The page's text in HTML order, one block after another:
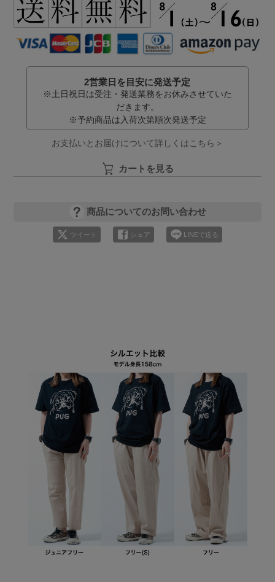
2営業日を目安に発送予定
※土日祝日は受注・発送業務をお休みさせていた
だきます。
※予約商品は入荷次第順次発送予定
お支払いとお届けについて詳しくはこちら＞
カートを見る
商品についてのお問い合わせ
ツイート シェア LINEで送る